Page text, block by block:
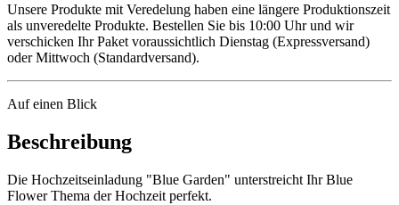
Unsere Produkte mit Veredelung haben eine längere Produktionszeit
als unveredelte Produkte. Bestellen Sie bis 10:00 Uhr und wir
verschicken Ihr Paket voraussichtlich Dienstag (Expressversand)
oder Mittwoch (Standardversand).
Auf einen Blick
Beschreibung
Die Hochzeitseinladung "Blue Garden" unterstreicht Ihr Blue
Flower Thema der Hochzeit perfekt.